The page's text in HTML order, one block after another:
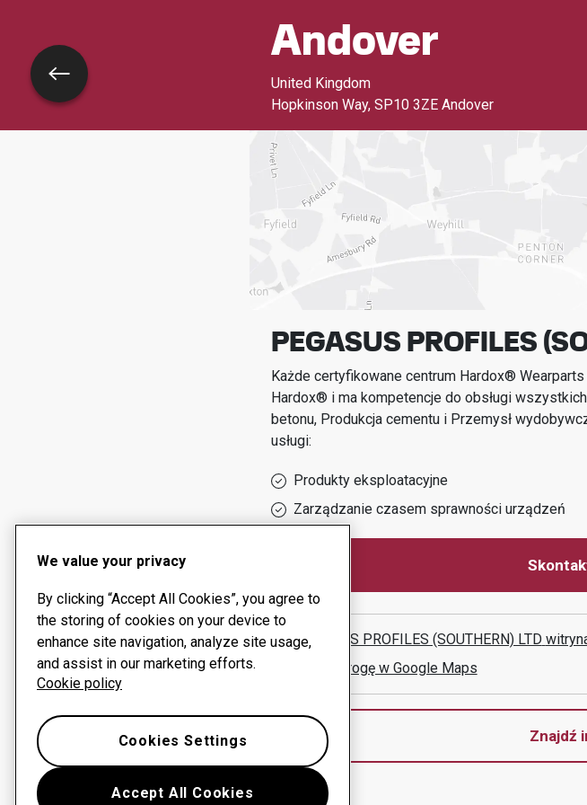
Andover
United Kingdom
Hopkinson Way, SP10 3ZE Andover
PEGASUS PROFILES
Każde certyfikowane centrum Hardox®
Hardox® i ma kompetencje do obsługi
betonu, Produkcja cementu i Przemysł
usługi:
Produkty eksploatacyjne
Zarządzanie czasem sprawności urządzeń
PEGASUS PROFILES (SOUTHERN) LTD
Pokaż drogę w Google Maps
Znajdź
Wróć
We value your privacy
By clicking “Accept All Cookies”, you agree to
the storing of cookies on your device to
enhance site navigation, analyze site usage,
and assist in our marketing efforts.
Cookie policy
Accept All Cookies
Cookies Settings